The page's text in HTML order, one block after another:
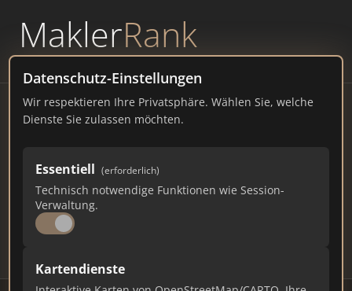
MaklerRank
powered byWAVEPOINT
Datenschutz-Einstellungen
Wir respektieren Ihre Privatsphäre. Wählen Sie, welche
Dienste Sie zulassen möchten.
Essentiell (erforderlich)
Technisch notwendige Funktionen wie Session-
Verwaltung.
Kartendienste
Immobilienmakler Sankt
Wendel – Ranking Juli 2026
SAARLAND 25.890 EINWOHNER
74 610